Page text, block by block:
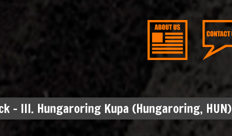
– III. Hungaroring Kupa (Hungaroring, HUN)